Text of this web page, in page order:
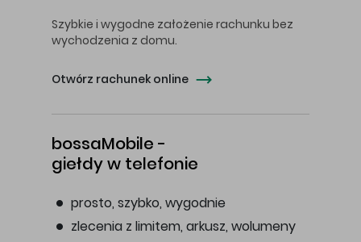
Szybkie i wygodne założenie rachunku bez
wychodzenia z domu.
Otwórz rachunek online
bossaMobile -
giełdy w telefonie
prosto, szybko, wygodnie
zlecenia z limitem, arkusz, wolumeny